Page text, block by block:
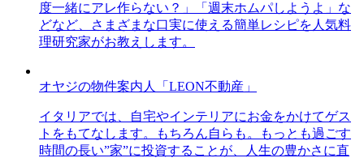
度一緒にアレ作らない？」「週末ホムパしようよ」な
どなど、さまざまな口実に使える簡単レシピを人気料
理研究家がお教えします。
オヤジの物件案内人「LEON不動産」
イタリアでは、自宅やインテリアにお金をかけてゲス
トをもてなします。もちろん自らも。もっとも過ごす
時間の長い”家”に投資することが、人生の豊かさに直